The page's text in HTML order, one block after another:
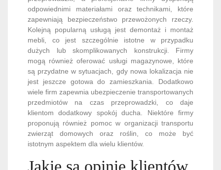
odpowiednimi materiałami oraz technikami, które
zapewniają bezpieczeństwo przewożonych rzeczy.
Kolejną popularną usługą jest demontaż i montaż
mebli, co jest szczególnie istotne w przypadku
dużych lub skomplikowanych konstrukcji. Firmy
mogą również oferować usługi magazynowe, które
są przydatne w sytuacjach, gdy nowa lokalizacja nie
jest jeszcze gotowa do zamieszkania. Dodatkowo
wiele firm zapewnia ubezpieczenie transportowanych
przedmiotów na czas przeprowadzki, co daje
klientom dodatkowy spokój ducha. Niektóre firmy
proponują również pomoc w organizacji transportu
zwierząt domowych oraz roślin, co może być
istotnym aspektem dla wielu klientów.
Jakie są opinie klientów